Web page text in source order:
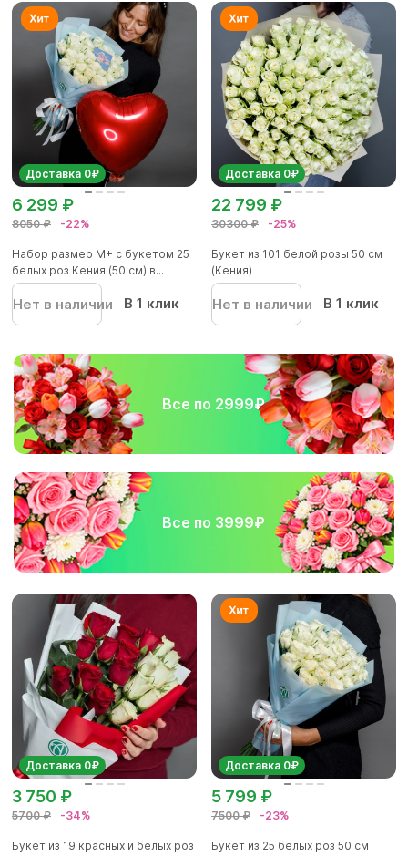
Доставка 0₽
8050 ₽ -22%
6 299 ₽
Набор размер М+ с букетом 25
белых роз Кения (50 см) в...
Нет в наличии В 1 клик
Доставка 0₽
30300 ₽ -25%
22 799 ₽
Букет из 101 белой розы 50 см
(Кения)
Нет в наличии В 1 клик
Все по 2999₽
Все по 3999₽
Доставка 0₽
5700 ₽ -34%
3 750 ₽
Букет из 19 красных и белых роз
Доставка 0₽
7500 ₽ -23%
5 799 ₽
Букет из 25 белых роз 50 см